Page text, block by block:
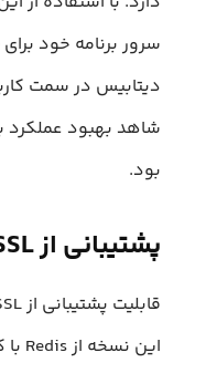
دیتابیس در سمت
شاهد بهبود عملکرد
بود.
پشتیبانی از SSL